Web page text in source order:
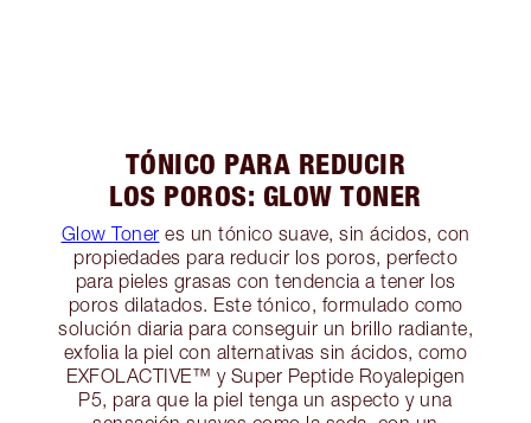
TÓNICO PARA REDUCIR
LOS POROS: GLOW TONER
Glow Toner es un tónico suave, sin ácidos, con
propiedades para reducir los poros, perfecto
para pieles grasas con tendencia a tener los
poros dilatados. Este tónico, formulado como
solución diaria para conseguir un brillo radiante,
exfolia la piel con alternativas sin ácidos, como
EXFOLACTIVE™ y Super Peptide Royalepigen
P5, para que la piel tenga un aspecto y una